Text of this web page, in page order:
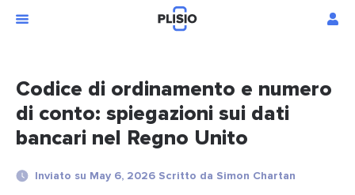
Codice di ordinamento e numero
di conto: spiegazioni sui dati
bancari nel Regno Unito
Inviato su May 6, 2026 Scritto da Simon Chartan